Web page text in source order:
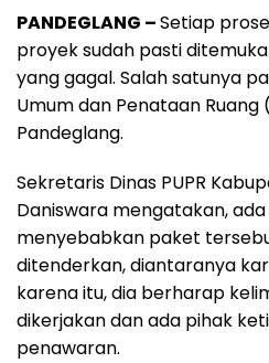
PANDEGLANG –Setiap
proyek sudah pasti
yang gagal. Salah satunya
Umum dan Penataan Ruang
Pandeglang.
Sekretaris Dinas PUPR
Daniswara mengatakan,
menyebabkan paket
ditenderkan, diantaranya
karena itu, dia berharap
dikerjakan dan ada pihak
penawaran.